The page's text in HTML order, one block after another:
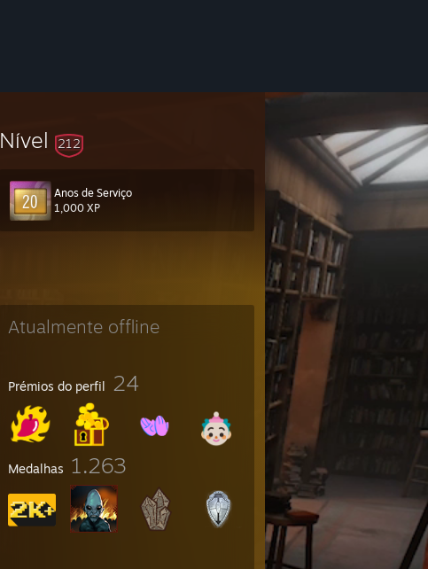
Nível 212
Anos de Serviço
1,000 XP
Atualmente offline
Prémios do perfil 24
Medalhas 1.263